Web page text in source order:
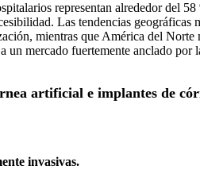
representan alrededor del
Las tendencias
mientras que América del
un mercado fuertemente anclado
artificial e implantes de
invasivas.